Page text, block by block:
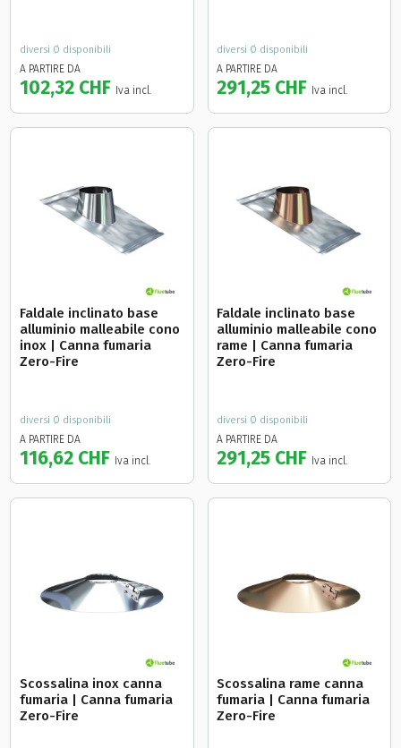
diversi Ø disponibili
A PARTIRE DA
102,32 CHF Iva incl.
diversi Ø disponibili
A PARTIRE DA
291,25 CHF Iva incl.
Faldale inclinato base
alluminio malleabile cono
inox | Canna fumaria
Zero-Fire
diversi Ø disponibili
A PARTIRE DA
116,62 CHF Iva incl.
Faldale inclinato base
alluminio malleabile cono
rame | Canna fumaria
Zero-Fire
diversi Ø disponibili
A PARTIRE DA
291,25 CHF Iva incl.
Scossalina inox canna
fumaria | Canna fumaria
Zero-Fire
Scossalina rame canna
fumaria | Canna fumaria
Zero-Fire